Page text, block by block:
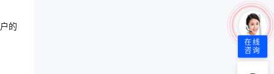
的
在线
咨询